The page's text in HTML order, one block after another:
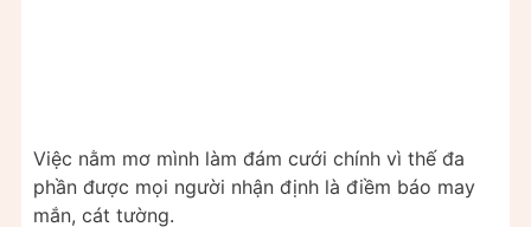
Việc nằm mơ mình làm đám cưới chính vì thế đa
phần được mọi người nhận định là điềm báo may
mắn, cát tường.